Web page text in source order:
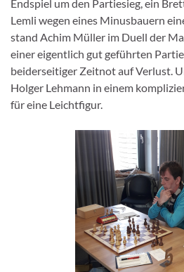
Endspiel um den Partiesieg, ein
Lemli wegen eines Minusbauern
stand Achim Müller im Duell der
einer eigentlich gut geführten
beiderseitiger Zeitnot auf Verlust.
Holger Lehmann in einem
für eine Leichtfigur.